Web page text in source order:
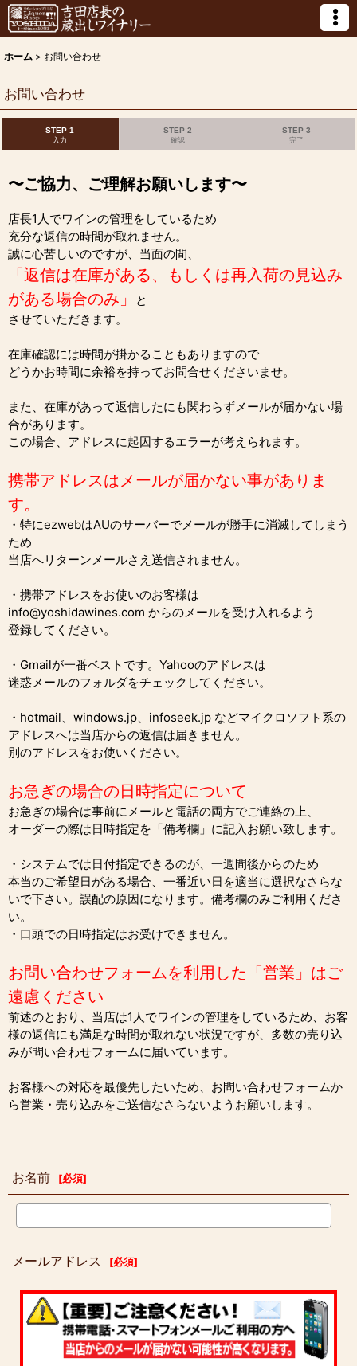
ホーム > お問い合わせ
お問い合わせ
STEP 1
入力
STEP 2
確認
STEP 3
完了
〜ご協力、ご理解お願いします〜
店長1人でワインの管理をしているため
充分な返信の時間が取れません。
誠に心苦しいのですが、当面の間、
「返信は在庫がある、もしくは再入荷の見込み
がある場合のみ」
と
させていただきます。
在庫確認には時間が掛かることもありますので
どうかお時間に余裕を持ってお問合せくださいませ。
また、在庫があって返信したにも関わらずメールが届かない場
合があります。
この場合、アドレスに起因するエラーが考えられます。
携帯アドレスはメールが届かない事がありま
す。
・特にezwebはAUのサーバーでメールが勝手に消滅してしまう
ため
当店へリターンメールさえ送信されません。
・携帯アドレスをお使いのお客様は
info@yoshidawines.com からのメールを受け入れるよう
登録してください。
・Gmailが一番ベストです。Yahooのアドレスは
迷惑メールのフォルダをチェックしてください。
・hotmail、windows.jp、infoseek.jp などマイクロソフト系の
アドレスへは当店からの返信は届きません。
別のアドレスをお使いください。
お急ぎの場合の日時指定について
お急ぎの場合は事前にメールと電話の両方でご連絡の上、
オーダーの際は日時指定を「備考欄」に記入お願い致します。
・システムでは日付指定できるのが、一週間後からのため
本当のご希望日がある場合、一番近い日を適当に選択なさらな
いで下さい。誤配の原因になります。備考欄のみご利用くださ
い。
・口頭での日時指定はお受けできません。
お問い合わせフォームを利用した「営業」はご
遠慮ください
前述のとおり、当店は1人でワインの管理をしているため、お客
様の返信にも満足な時間が取れない状況ですが、多数の売り込
みが問い合わせフォームに届いています。
お客様への対応を最優先したいため、お問い合わせフォームか
ら営業・売り込みをご送信なさらないようお願いします。
お名前 [必須]
メールアドレス [必須]